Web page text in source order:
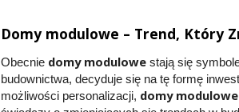
Domy modulowe – Trend, Który
Obecnie domy modulowestają się
budownictwa, decyduje się na tę formę
możliwości personalizacji, domy modulowe